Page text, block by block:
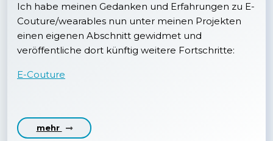
Ich habe meinen Gedanken und Erfahrungen zu E-
Couture/wearables nun unter meinen Projekten
einen eigenen Abschnitt gewidmet und
veröffentliche dort künftig weitere Fortschritte:
E-Couture
mehr